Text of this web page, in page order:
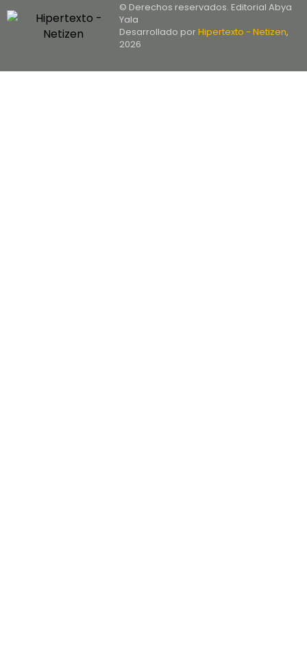
© Derechos reservados. Editorial Abya
Yala
Desarrollado porHipertexto - Netizen,
2026